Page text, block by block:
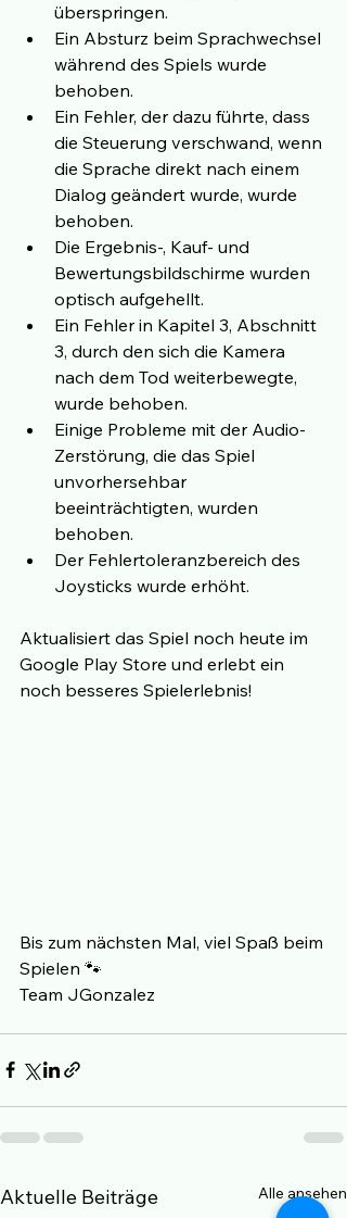
überspringen.
Ein Absturz beim Sprachwechsel
während des Spiels wurde
behoben.
Ein Fehler, der dazu führte, dass
die Steuerung verschwand, wenn
die Sprache direkt nach einem
Dialog geändert wurde, wurde
behoben.
Die Ergebnis-, Kauf- und
Bewertungsbildschirme wurden
optisch aufgehellt.
Ein Fehler in Kapitel 3, Abschnitt
3, durch den sich die Kamera
nach dem Tod weiterbewegte,
wurde behoben.
Einige Probleme mit der Audio-
Zerstörung, die das Spiel
unvorhersehbar
beeinträchtigten, wurden
behoben.
Der Fehlertoleranzbereich des
Joysticks wurde erhöht.
Aktualisiert das Spiel noch heute im
Google Play Store und erlebt ein
noch besseres Spielerlebnis!
Bis zum nächsten Mal, viel Spaß beim
Spielen 🐾
Team JGonzalez
Aktuelle Beiträge Alle ansehen